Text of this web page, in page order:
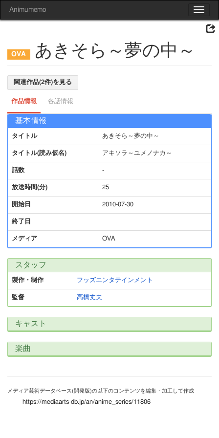
Toggle
Animumemo
あきそら～夢の中～
関連作品(2件)を見る
作品情報 各話情報
基本情報
タイトル あきそら～夢の中～
タイトル(読み仮名) アキソラ～ユメノナカ～
話数 -
放送時間(分) 25
開始日 2010-07-30
終了日
メディア OVA
スタッフ
製作・制作 フッズエンタテインメント
監督 高橋丈夫
キャスト
楽曲
メディア芸術データベース(開発版)の以下のコンテンツを編集・加工して作成
https://mediaarts-db.jp/an/anime_series/11806